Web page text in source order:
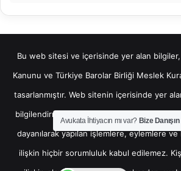
Bu web sitesi ve içerisinde yer alan bilgiler,
Kanunu ve Türkiye Barolar Birliği Meslek
tasarlanmıştır. Web sitenin içerisinde yer
bilgilendirme amaçlı olup, bu bilgilerin bir
dayanılarak yapılan işlemlere, eylemlere ve
ilişkin hiçbir sorumluluk kabul edilemez.
Avukata İhtiyacın mı var? Bize Danışın